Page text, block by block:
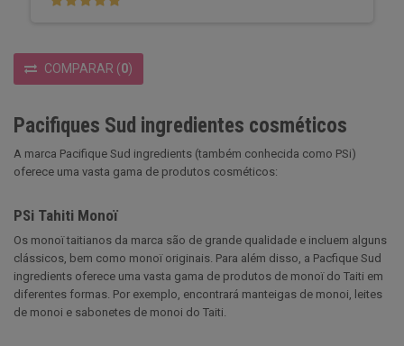
COMPARAR (0)
Pacifiques Sud ingredientes cosméticos
A marca Pacifique Sud ingredients (também conhecida como PSi)
oferece uma vasta gama de produtos cosméticos:
PSi Tahiti Monoï
Os monoï taitianos da marca são de grande qualidade e incluem alguns
clássicos, bem como monoï originais. Para além disso, a Pacfique Sud
ingredients oferece uma vasta gama de produtos de monoï do Taiti em
diferentes formas. Por exemplo, encontrará manteigas de monoi, leites
de monoi e sabonetes de monoi do Taiti.